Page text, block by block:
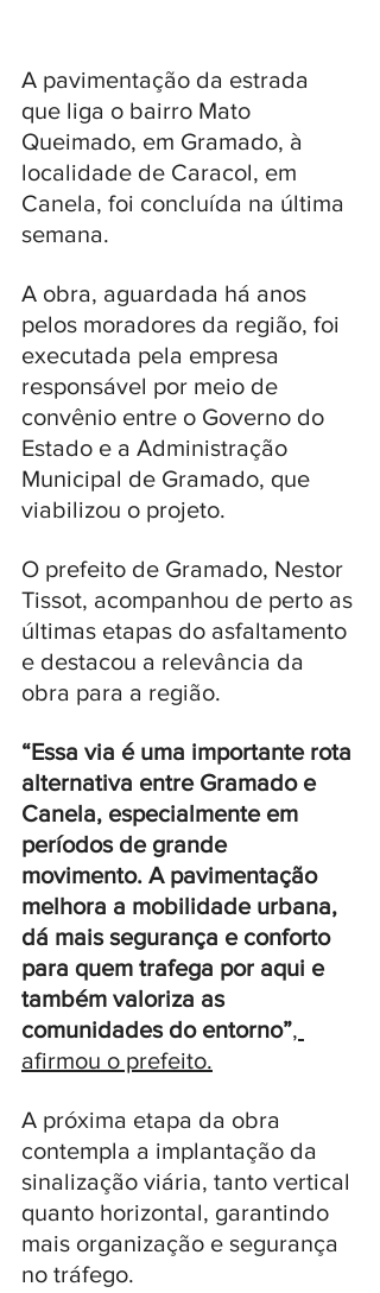
A pavimentação da estrada
que liga o bairro Mato
Queimado, em Gramado, à
localidade de Caracol, em
Canela, foi concluída na última
semana.
A obra, aguardada há anos
pelos moradores da região, foi
executada pela empresa
responsável por meio de
convênio entre o Governo do
Estado e a Administração
Municipal de Gramado, que
viabilizou o projeto.
O prefeito de Gramado, Nestor
Tissot, acompanhou de perto as
últimas etapas do asfaltamento
e destacou a relevância da
obra para a região.
“Essa via é uma importante rota
alternativa entre Gramado e
Canela, especialmente em
períodos de grande
movimento. A pavimentação
melhora a mobilidade urbana,
dá mais segurança e conforto
para quem trafega por aqui e
também valoriza as
comunidades do entorno”,
afirmou o prefeito.
A próxima etapa da obra
contempla a implantação da
sinalização viária, tanto vertical
quanto horizontal, garantindo
mais organização e segurança
no tráfego.